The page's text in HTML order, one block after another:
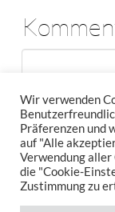
Wir verwenden
Präferenzen und
auf "Alle
Verwendung aller
die "Cookie-
Zustimmung zu